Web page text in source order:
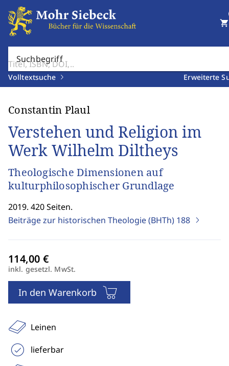
Suchbegriff
Volltextsuche Erweiterte
shopping_cart
Constantin Plaul
Verstehen und Religion im
Werk Wilhelm Diltheys
Theologische Dimensionen auf
kulturphilosophischer Grundlage
2019. 420 Seiten.
Beiträge zur historischen Theologie (BHTh) 188
inkl. gesetzl. MwSt.
In den Warenkorb
Leinen
lieferbar